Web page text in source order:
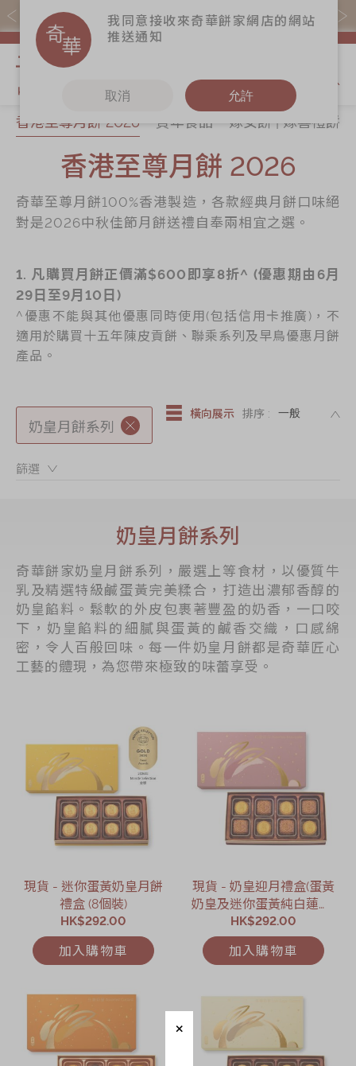
易賞錢會員憑推廣碼購買現貨產品可賺易賞錢($5=1分)
關於奇華
奇華傳奇
分店網絡
嫁喜須知
奇華網誌
奇華餅食
香港至尊月餅
2026
賀年食品
嫁女餅 | 嫁喜禮
手信禮品
家鄉餅食｜香港
製造
奇華迪士尼禮盒
產品價目表
更多
奇華Fans
奇華茶室
加入奇華
EN 简体
香港至尊月餅 2026 賀年食品
嫁女餅 | 嫁喜禮餅
所有產品香港至尊月餅 2026
奇華至尊月餅100%香港製造，各款經典月餅口味絕
對是2026中秋佳節月餅送禮自奉兩相宜之選。
1. 凡購買月餅正價滿$600即享8折^ (優惠期由6月
29日至9月10日)
^優惠不能與其他優惠同時使用(包括信用卡推廣)，不
適用於購買十五年陳皮貢餅、聯乘系列及早鳥優惠月餅
產品。
奶皇月餅系列
篩選：
橫向展示 排序 :
奶皇月餅系列
奇華餅家奶皇月餅系列，嚴選上等食材，以優質牛
乳及精選特級鹹蛋黃完美糅合，打造出濃郁香醇的
奶皇餡料。鬆軟的外皮包裹著豐盈的奶香，一口咬
下，奶皇餡料的細膩與蛋黃的鹹香交織，口感綿
密，令人百般回味。每一件奶皇月餅都是奇華匠心
工藝的體現，為您帶來極致的味蕾享受。
現貨 - 迷你蛋黃奶皇月餅
禮盒 (8個裝)
HK$292.00
加入購物車
現貨 - 奶皇迎月禮盒(蛋黃
奶皇及迷你蛋黃純白蓮蓉)
(8個裝)
HK$292.00
加入購物車
我同意接收來奇華餅家網店的網站
推送通知
取消 允許